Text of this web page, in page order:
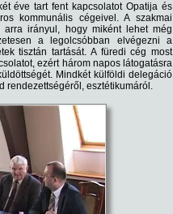
éve tart fent kapcsolatot Opatija és
kommunális cégeivel. A szakmai
arra irányul, hogy miként lehet még
a legolcsóbban elvégezni a
tisztán tartását. A füredi cég most
ezért három napos látogatásra
Mindkét külföldi delegáció
rendezettségéről, esztétikumáról.